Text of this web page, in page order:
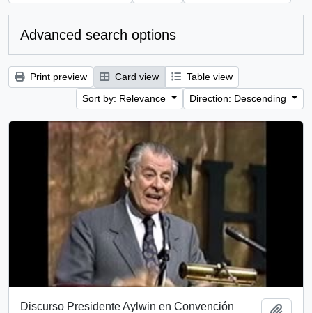
Advanced search options
Print preview Card view
Table view
Sort by: Relevance
Direction: Descending
Discurso Presidente Aylwin en Convención